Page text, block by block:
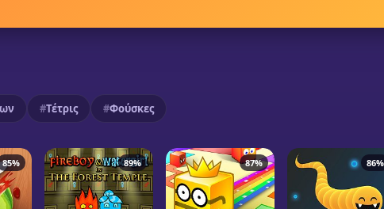
Τέτρις Φούσκες
85% 89% 87% 86%